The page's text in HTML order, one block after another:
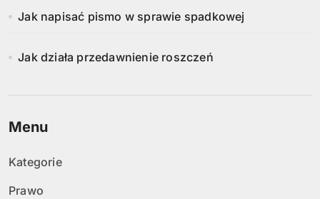
Jak napisać pismo w sprawie spadkowej
Jak działa przedawnienie roszczeń
Menu
Kategorie
Prawo